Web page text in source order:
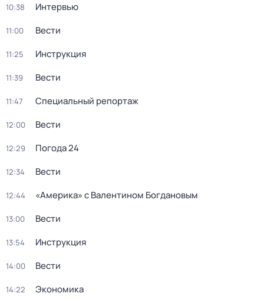
10:38 Интервью
11:00 Вести
11:25 Инструкция
11:39 Вести
11:47 Специальный репортаж
12:00 Вести
12:29 Погода 24
12:34 Вести
12:44 «Америка» с Валентином Богдановым
13:00 Вести
13:54 Инструкция
14:00 Вести
14:22 Экономика